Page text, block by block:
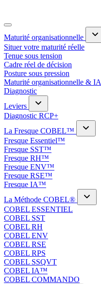
Maturité organisationnelle
Situer votre maturité réelle
Tenue sous tension
Cadre réel de décision
Posture sous pression
Maturité organisationnelle & IA
Diagnostic
Leviers
Diagnostic RCP+
La Fresque COBEL™
Fresque Essentiel™
Fresque SST™
Fresque RH™
Fresque ENV™
Fresque RSE™
Fresque IA™
La Méthode COBEL®
COBEL ESSENTIEL
COBEL SST
COBEL RH
COBEL ENV
COBEL RSE
COBEL RPS
COBEL SSQVT
COBEL IA™
COBEL COMMANDO